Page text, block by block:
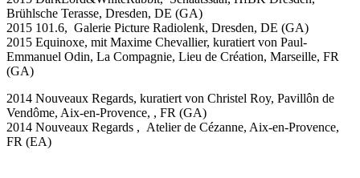
Brühlsche Terasse, Dresden, DE (GA)
2015 101.6, Galerie Picture Radiolenk, Dresden, DE (GA)
2015 Equinoxe, mit Maxime Chevallier, kuratiert von Paul-
Emmanuel Odin, La Compagnie, Lieu de Création, Marseille, FR
(GA)
2014 Nouveaux Regards, kuratiert von Christel Roy, Pavillôn de
Vendôme, Aix-en-Provence, , FR (GA)
2014 Nouveaux Regards , Atelier de Cézanne, Aix-en-Provence,
FR (EA)